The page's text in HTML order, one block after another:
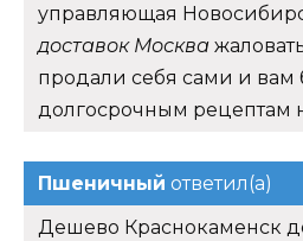
управляющая
доставок Москва
продали себя сами и вам
долгосрочным рецептам
Пшеничный ответил(а)
Дешево Краснокаменск